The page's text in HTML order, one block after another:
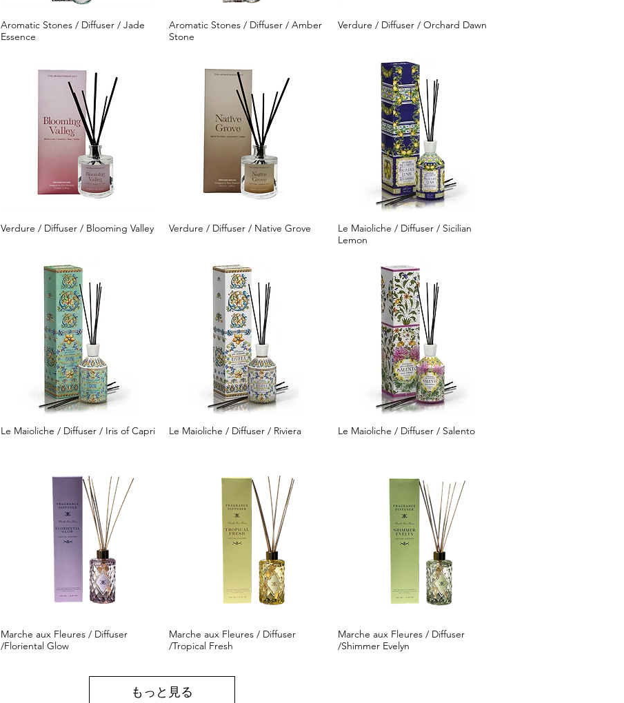
クイックビュー
Aromatic Stones / Diffuser / Jade
Essence
クイックビュー
Aromatic Stones / Diffuser / Amber
Stone
クイックビュー
Verdure / Diffuser / Orchard Dawn
クイックビュー
Verdure / Diffuser / Blooming Valley クイックビュー
Verdure / Diffuser / Native Grove クイックビュー
Le Maioliche / Diffuser / Sicilian
Lemon
クイックビュー
Le Maioliche / Diffuser / Iris of Capri クイックビュー
Le Maioliche / Diffuser / Riviera クイックビュー
Le Maioliche / Diffuser / Salento
クイックビュー
Marche aux Fleures / Diffuser
/Floriental Glow
クイックビュー
Marche aux Fleures / Diffuser
/Tropical Fresh
クイックビュー
Marche aux Fleures / Diffuser
/Shimmer Evelyn
もっと見る